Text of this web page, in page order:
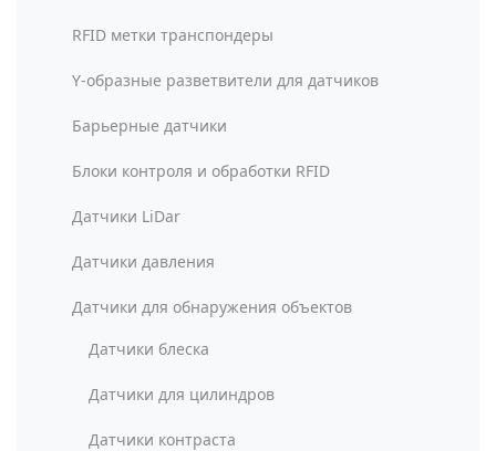
RFID метки транспондеры
Y-образные разветвители для датчиков
Барьерные датчики
Блоки контроля и обработки RFID
Датчики LiDar
Датчики давления
Датчики для обнаружения объектов
Датчики блеска
Датчики для цилиндров
Датчики контраста